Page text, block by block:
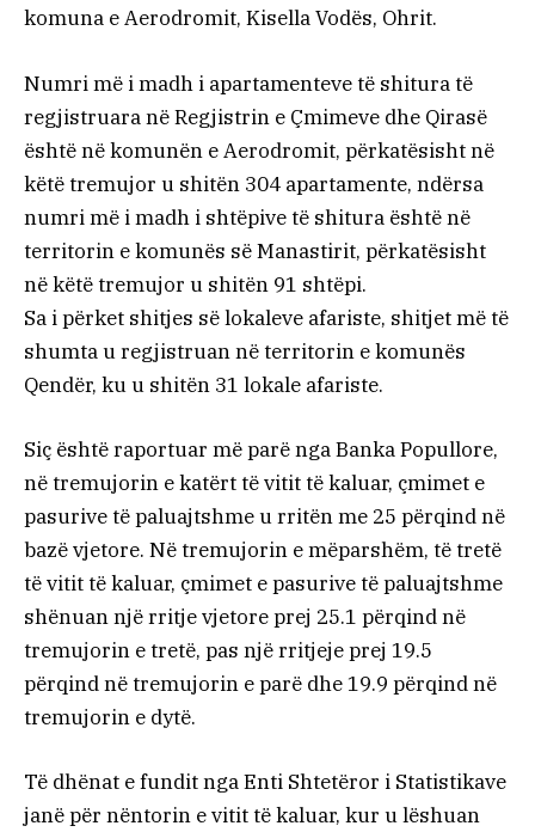
komuna e Aerodromit, Kisella Vodës, Ohrit.
Numri më i madh i apartamenteve të shitura të
regjistruara në Regjistrin e Çmimeve dhe Qirasë
është në komunën e Aerodromit, përkatësisht në
këtë tremujor u shitën 304 apartamente, ndërsa
numri më i madh i shtëpive të shitura është në
territorin e komunës së Manastirit, përkatësisht
në këtë tremujor u shitën 91 shtëpi.
Sa i përket shitjes së lokaleve afariste, shitjet më të
shumta u regjistruan në territorin e komunës
Qendër, ku u shitën 31 lokale afariste.
Siç është raportuar më parë nga Banka Popullore,
në tremujorin e katërt të vitit të kaluar, çmimet e
pasurive të paluajtshme u rritën me 25 përqind në
bazë vjetore. Në tremujorin e mëparshëm, të tretë
të vitit të kaluar, çmimet e pasurive të paluajtshme
shënuan një rritje vjetore prej 25.1 përqind në
tremujorin e tretë, pas një rritjeje prej 19.5
përqind në tremujorin e parë dhe 19.9 përqind në
tremujorin e dytë.
Të dhënat e fundit nga Enti Shtetëror i Statistikave
janë për nëntorin e vitit të kaluar, kur u lëshuan